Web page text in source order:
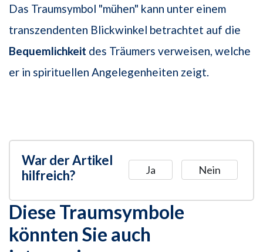
Das Traumsymbol "mühen" kann unter einem
transzendenten Blickwinkel betrachtet auf die
Bequemlichkeit des Träumers verweisen, welche
er in spirituellen Angelegenheiten zeigt.
War der Artikel
hilfreich?
Ja Nein
Diese Traumsymbole
könnten Sie auch